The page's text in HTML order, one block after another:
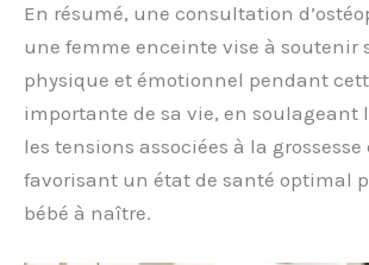
En résumé, une consultation
une femme enceinte vise à soutenir
physique et émotionnel pendant
importante de sa vie, en soulageant
les tensions associées à la grossesse
favorisant un état de santé optimal
bébé à naître.